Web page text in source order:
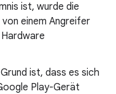
ist, wurde die
einem Angreifer
ist, dass es sich
Play-Gerät